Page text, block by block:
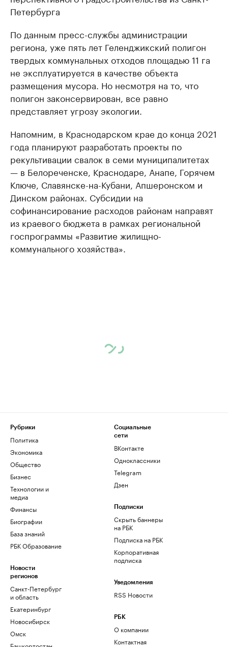
Петербурга
По данным пресс-службы администрации
региона, уже пять лет Геленджикский полигон
твердых коммунальных отходов площадью 11 га
не эксплуатируется в качестве объекта
размещения мусора. Но несмотря на то, что
полигон законсервирован, все равно
представляет угрозу экологии.
Напомним, в Краснодарском крае до конца 2021
года планируют разработать проекты по
рекультивации свалок в семи муниципалитетах
— в Белореченске, Краснодаре, Анапе, Горячем
Ключе, Славянске-на-Кубани, Апшеронском и
Динском районах. Субсидии на
софинансирование расходов районам направят
из краевого бюджета в рамках региональной
госпрограммы «Развитие жилищно-
коммунального хозяйства».
Рубрики
Политика
Экономика
Общество
Бизнес
Технологии и
медиа
Финансы
Биографии
База знаний
РБК Образование
Новости
регионов
Санкт-Петербург
и область
Екатеринбург
Новосибирск
Омск
Социальные
сети
ВКонтакте
Одноклассники
Telegram
Дзен
Подписки
Скрыть баннеры
на РБК
Подписка на РБК
Корпоративная
подписка
Уведомления
RSS Новости
РБК
О компании
Контактная